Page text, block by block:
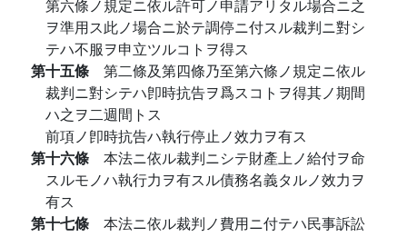
第六條ノ規定ニ依ル許可ノ申請アリタル場合ニ之
ヲ準用ス此ノ場合ニ於テ調停ニ付スル裁判ニ對シ
テハ不服ヲ申立ツルコトヲ得ス
第十五條 第二條及第四條乃至第六條ノ規定ニ依ル
裁判ニ對シテハ卽時抗告ヲ爲スコトヲ得其ノ期間
ハ之ヲ二週間トス
前項ノ卽時抗告ハ執行停止ノ效力ヲ有ス
第十六條 本法ニ依ル裁判ニシテ財產上ノ給付ヲ命
スルモノハ執行力ヲ有スル債務名義タルノ效力ヲ
有ス
第十七條 本法ニ依ル裁判ノ費用ニ付テハ民事訴訟